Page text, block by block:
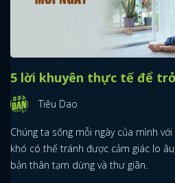
5 lời khuyên thực tế để
Tiêu Dao
Chúng ta sống mỗi ngày của mình
khó có thể tránh được cảm giác lo
bản thân tạm dừng và thư giãn.